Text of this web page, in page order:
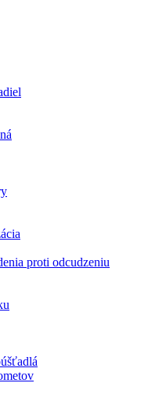
proti odcudzeniu